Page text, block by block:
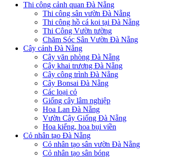
Thi công cảnh quan Đà Nẵng
Thi công sân vườn Đà Nẵng
Thi công hồ cá koi tại Đà Nẵng
Thi Công Vườn tường
Chăm Sóc Sân Vườn Đà Nẵng
Cây cảnh Đà Nẵng
Cây văn phòng Đà Nẵng
Cây khai trương Đà Nẵng
Cây công trình Đà Nẵng
Cây Bonsai Đà Nẵng
Các loại cỏ
Giống cây lâm nghiệp
Hoa Lan Đà Nẵng
Vườn Cây Giống Đà Nẵng
Hoa kiểng, hoa bụi viền
Cỏ nhân tạo Đà Nẵng
Cỏ nhân tạo sân vườn Đà Nẵng
Cỏ nhân tạo sân bóng